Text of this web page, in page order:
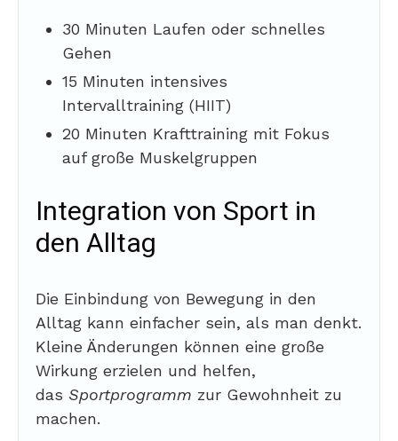
30 Minuten Laufen oder schnelles
Gehen
15 Minuten intensives
Intervalltraining (HIIT)
20 Minuten Krafttraining mit Fokus
auf große Muskelgruppen
Integration von Sport in
den Alltag
Die Einbindung von Bewegung in den
Alltag kann einfacher sein, als man denkt.
Kleine Änderungen können eine große
Wirkung erzielen und helfen,
das Sportprogramm zur Gewohnheit zu
machen.